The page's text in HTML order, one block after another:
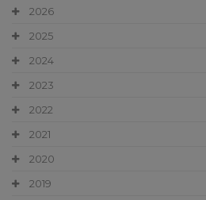
2026
2025
2024
2023
2022
2021
2020
2019